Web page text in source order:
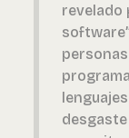
revelado